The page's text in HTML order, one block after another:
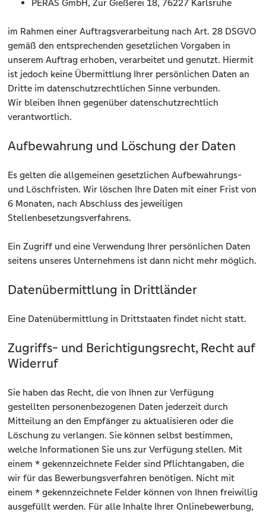
PERAS GmbH, Zur Gießerei 18, 76227 Karlsruhe
im Rahmen einer Auftragsverarbeitung nach Art. 28 DSGVO
gemäß den entsprechenden gesetzlichen Vorgaben in
unserem Auftrag erhoben, verarbeitet und genutzt. Hiermit
ist jedoch keine Übermittlung Ihrer persönlichen Daten an
Dritte im datenschutzrechtlichen Sinne verbunden.
Wir bleiben Ihnen gegenüber datenschutzrechtlich
verantwortlich.
Aufbewahrung und Löschung der Daten
Es gelten die allgemeinen gesetzlichen Aufbewahrungs-
und Löschfristen. Wir löschen Ihre Daten mit einer Frist von
6 Monaten, nach Abschluss des jeweiligen
Stellenbesetzungsverfahrens.
Ein Zugriff und eine Verwendung Ihrer persönlichen Daten
seitens unseres Unternehmens ist dann nicht mehr möglich.
Datenübermittlung in Drittländer
Eine Datenübermittlung in Drittstaaten findet nicht statt.
Zugriffs- und Berichtigungsrecht, Recht auf
Widerruf
Sie haben das Recht, die von Ihnen zur Verfügung
gestellten personenbezogenen Daten jederzeit durch
Mitteilung an den Empfänger zu aktualisieren oder die
Löschung zu verlangen. Sie können selbst bestimmen,
welche Informationen Sie uns zur Verfügung stellen. Mit
einem * gekennzeichnete Felder sind Pflichtangaben, die
wir für das Bewerbungsverfahren benötigen. Nicht mit
einem * gekennzeichnete Felder können von Ihnen freiwillig
ausgefüllt werden. Für alle Inhalte Ihrer Onlinebewerbung,